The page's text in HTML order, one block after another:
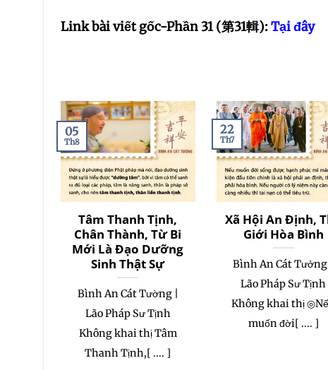
Link bài viết gốc-Phần 31 (第31輯):Tại đây
Tâm Thanh Tịnh,
Chân Thành, Từ Bi
Mới Là Đạo Dưỡng
Sinh Thật Sự
Bình An Cát Tường |
Lão Pháp Sư Tịnh
Không khai thị Tâm
Thanh Tịnh,[ .... ]
05
Th8
Xã Hội An Định,
Giới Hòa Bình
Bình An Cát Tưởng |
Lão Pháp Sư Tịnh
Không khai thị
muốn đời[ .... ]
22
Th7